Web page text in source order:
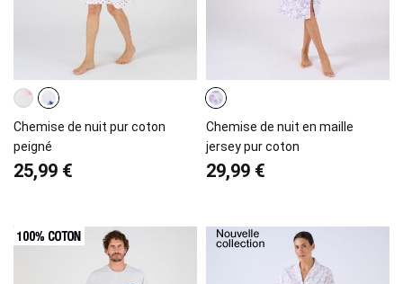
Chemise de nuit pur coton
peigné
25,99 €
Chemise de nuit en maille
jersey pur coton
29,99 €